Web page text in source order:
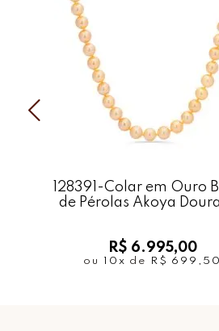
128391-Colar em Ouro
de Pérolas Akoya
R$ 6.995,00
ou 10x de R$ 699,50